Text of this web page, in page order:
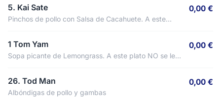
5. Kai Sate
Pinchos de pollo con Salsa de Cacahuete. A este
0,00 €
1 Tom Yam
Sopa picante de Lemongrass. A este plato NO se le
0,00 €
26. Tod Man
Albóndigas de pollo y gambas
0,00 €